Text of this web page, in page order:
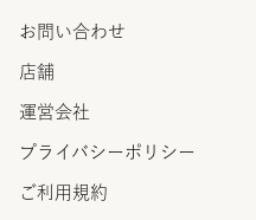
お問い合わせ
店舗
運営会社
プライバシーポリシー
ご利用規約